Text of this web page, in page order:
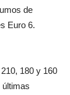
de
Euro 6.
180 y 160